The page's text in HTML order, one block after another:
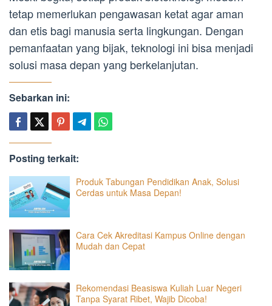
tetap memerlukan pengawasan ketat agar aman
dan etis bagi manusia serta lingkungan. Dengan
pemanfaatan yang bijak, teknologi ini bisa menjadi
solusi masa depan yang berkelanjutan.
Sebarkan ini:
Posting terkait:
Produk Tabungan Pendidikan Anak, Solusi
Cerdas untuk Masa Depan!
Cara Cek Akreditasi Kampus Online dengan
Mudah dan Cepat
Rekomendasi Beasiswa Kuliah Luar Negeri
Tanpa Syarat Ribet, Wajib Dicoba!